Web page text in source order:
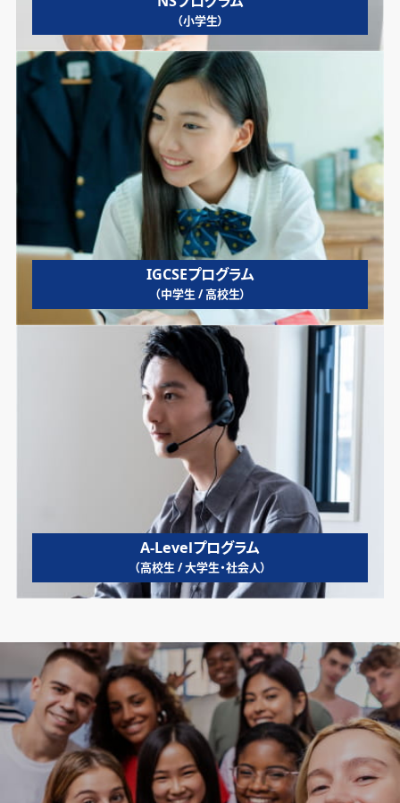
（小学生）
IGCSEプログラム
（中学生 / 高校生）
A-Levelプログラム
（高校生 / 大学生・社会人）